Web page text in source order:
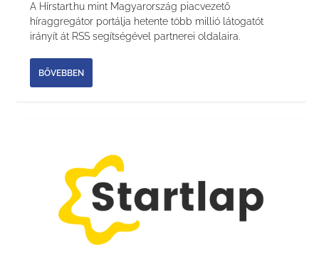
A Hírstart.hu mint Magyarország piacvezető
híraggregátor portálja hetente több millió látogatót
irányít át RSS segítségével partnerei oldalaira.
BŐVEBBEN